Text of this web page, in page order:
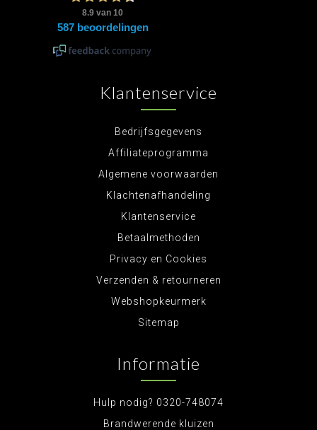
Klantenservice
Bedrijfsgegevens
Affiliateprogramma
Algemene voorwaarden
Klachtenafhandeling
Klantenservice
Betaalmethoden
Privacy en Cookies
Verzenden & retourneren
Webshopkeurmerk
Sitemap
Informatie
Hulp nodig? 0320-748074
Brandwerende kluizen